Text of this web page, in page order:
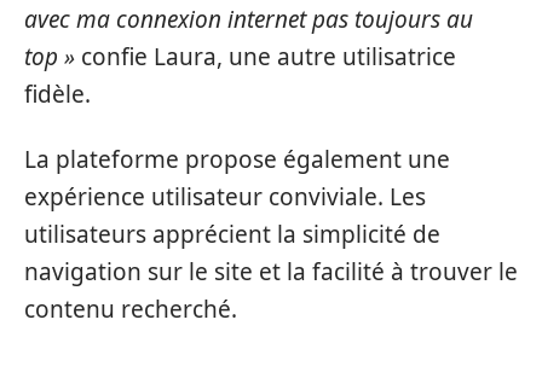
avec ma connexion internet pas toujours au
top » confie Laura, une autre utilisatrice
fidèle.
La plateforme propose également une
expérience utilisateur conviviale. Les
utilisateurs apprécient la simplicité de
navigation sur le site et la facilité à trouver le
contenu recherché.